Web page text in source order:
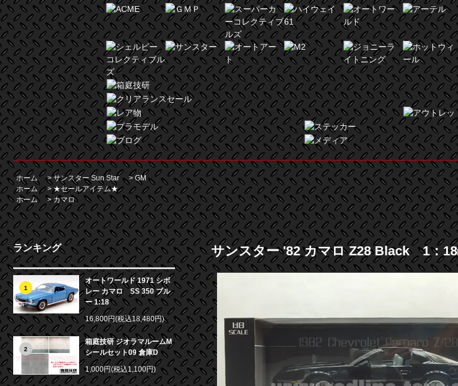
ホーム >サンスター Sun Star > GM
ホーム
>★セールアイテム★
ホーム
>カマロ
ランキング
1
オートワールド 1971 シボ
レー カマロ SS 350 ブル
ー 1:18
16,800円(税込18,480円)
2
箱庭技研 ジオラマルームM
シールセット09 倉庫D
1,000円(税込1,100円)
サンスター '82 カマロ Z28 Black 1：18